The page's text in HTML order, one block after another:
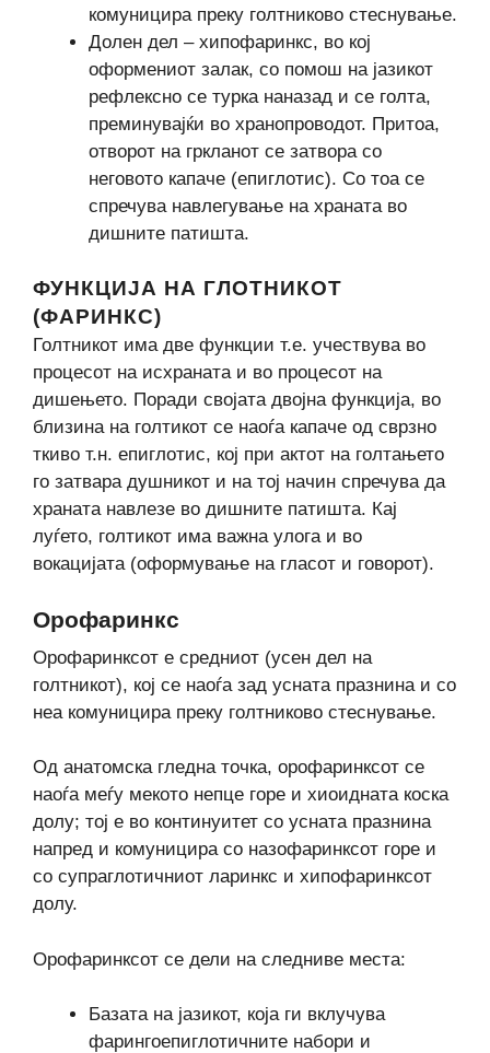
комуницира преку голтниково стеснување.
Долен дел – хипофаринкс, во кој
оформениот залак, со помош на јазикот
рефлексно се турка наназад и се голта,
преминувајќи во хранопроводот. Притоа,
отворот на гркланот се затвора со
неговото капаче (епиглотис). Со тоа се
спречува навлегување на храната во
дишните патишта.
ФУНКЦИЈА НА ГЛОТНИКОТ
(ФАРИНКС)
Голтникот има две функции т.е. учествува во
процесот на исхраната и во процесот на
дишењето. Поради својата двојна функција, во
близина на голтикот се наоѓа капаче од сврзно
ткиво т.н. епиглотис, кој при актот на голтањето
го затвара душникот и на тој начин спречува да
храната навлезе во дишните патишта. Кај
луѓето, голтикот има важна улога и во
вокацијата (оформување на гласот и говорот).
Орофаринкс
Орофаринксот е средниот (усен дел на
голтникот), кој се наоѓа зад усната празнина и со
неа комуницира преку голтниково стеснување.
Од анатомска гледна точка, орофаринксот се
наоѓа меѓу мекото непце горе и хиоидната коска
долу; тој е во континуитет со усната празнина
напред и комуницира со назофаринксот горе и
со супраглотичниот ларинкс и хипофаринксот
долу.
Орофаринксот се дели на следниве места:
Базата на јазикот, која ги вклучува
фарингоепиглотичните набори и